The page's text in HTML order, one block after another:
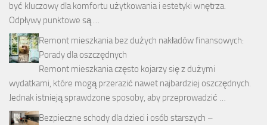
być kluczowy dla komfortu użytkowania i estetyki wnętrza.
Odpływy punktowe są …
Remont mieszkania bez dużych nakładów finansowych:
Porady dla oszczędnych
Remont mieszkania często kojarzy się z dużymi
wydatkami, które mogą przerazić nawet najbardziej oszczędnych.
Jednak istnieją sprawdzone sposoby, aby przeprowadzić …
Bezpieczne schody dla dzieci i osób starszych –